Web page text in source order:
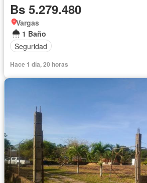
Bs 5.279.480
Vargas
1 Baño
Seguridad
Hace 1 día, 20 horas